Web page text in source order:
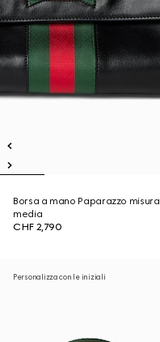
Borsa a mano Paparazzo misura
media
CHF 2,790
Personalizza con le iniziali